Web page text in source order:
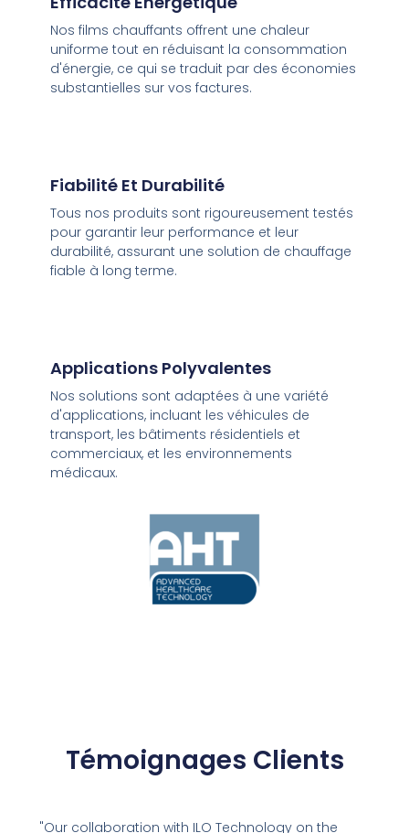
Nos films chauffants offrent une chaleur
uniforme tout en réduisant la consommation
d'énergie, ce qui se traduit par des économies
substantielles sur vos factures.
Fiabilité Et Durabilité
Tous nos produits sont rigoureusement testés
pour garantir leur performance et leur
durabilité, assurant une solution de chauffage
fiable à long terme.
Applications Polyvalentes
Nos solutions sont adaptées à une variété
d'applications, incluant les véhicules de
transport, les bâtiments résidentiels et
commerciaux, et les environnements
médicaux.
Témoignages Clients
"Our collaboration with ILO Technology on the